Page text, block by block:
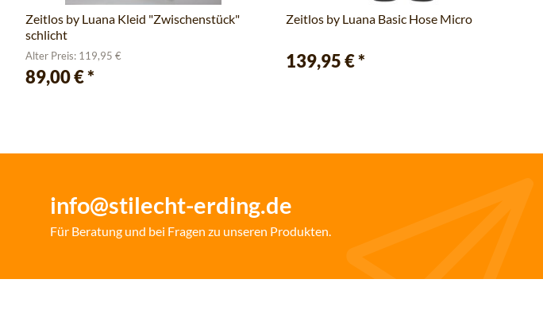
Zeitlos by Luana Kleid "Zwischenstück"
schlicht
Alter Preis: 119,95 €
89,00 €*
Zeitlos by Luana Basic Hose Micro
139,95 €*
info@stilecht-erding.de
Für Beratung und bei Fragen zu unseren Produkten.